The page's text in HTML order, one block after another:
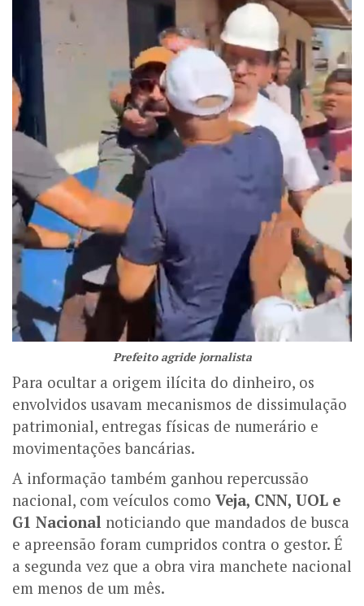
Prefeito agride jornalista
Para ocultar a origem ilícita do dinheiro, os
envolvidos usavam mecanismos de dissimulação
patrimonial, entregas físicas de numerário e
movimentações bancárias.
A informação também ganhou repercussão
nacional, com veículos como Veja, CNN, UOL e
G1 Nacional noticiando que mandados de busca
e apreensão foram cumpridos contra o gestor. É
a segunda vez que a obra vira manchete nacional
em menos de um mês.